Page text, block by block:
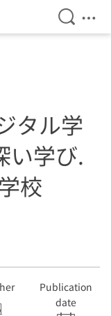
Open
タル学
い学び.
校
Publication
date